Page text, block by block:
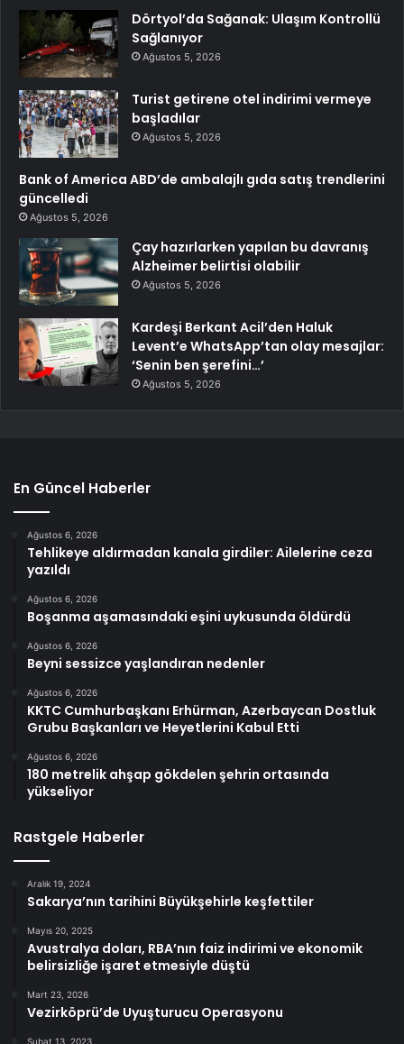
Dörtyol’da Sağanak: Ulaşım Kontrollü
Sağlanıyor
Ağustos 5, 2026
Turist getirene otel indirimi vermeye
başladılar
Ağustos 5, 2026
Bank of America ABD’de ambalajlı gıda satış trendlerini
güncelledi
Ağustos 5, 2026
Çay hazırlarken yapılan bu davranış
Alzheimer belirtisi olabilir
Ağustos 5, 2026
Kardeşi Berkant Acil’den Haluk
Levent’e WhatsApp’tan olay mesajlar:
‘Senin ben şerefini…’
Ağustos 5, 2026
En Güncel Haberler
Ağustos 6, 2026
Tehlikeye aldırmadan kanala girdiler: Ailelerine ceza
yazıldı
Ağustos 6, 2026
Boşanma aşamasındaki eşini uykusunda öldürdü
Ağustos 6, 2026
Beyni sessizce yaşlandıran nedenler
Ağustos 6, 2026
KKTC Cumhurbaşkanı Erhürman, Azerbaycan Dostluk
Grubu Başkanları ve Heyetlerini Kabul Etti
Ağustos 6, 2026
180 metrelik ahşap gökdelen şehrin ortasında
yükseliyor
Rastgele Haberler
Aralık 19, 2024
Sakarya’nın tarihini Büyükşehirle keşfettiler
Mayıs 20, 2025
Avustralya doları, RBA’nın faiz indirimi ve ekonomik
belirsizliğe işaret etmesiyle düştü
Mart 23, 2026
Vezirköprü’de Uyuşturucu Operasyonu
Şubat 13, 2023